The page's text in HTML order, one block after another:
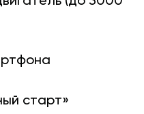
старт»